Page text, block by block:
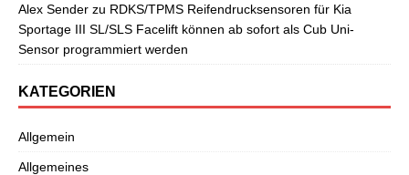
Alex Sender zu RDKS/TPMS Reifendrucksensoren für Kia
Sportage III SL/SLS Facelift können ab sofort als Cub Uni-
Sensor programmiert werden
KATEGORIEN
Allgemein
Allgemeines